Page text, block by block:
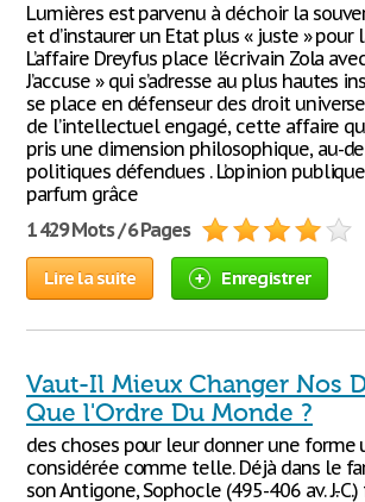
Lumières est parvenu à déchoir la
et d’instaurer un Etat plus « juste » pour
L’affaire Dreyfus place l’écrivain Zola
J’accuse » qui s’adresse au plus hautes
se place en défenseur des droit
de l’intellectuel engagé, cette affaire
pris une dimension philosophique, au-
politiques défendues . L’opinion
parfum grâce
1 429 Mots / 6 Pages
Lire la suite Enregistrer
Vaut-Il Mieux Changer Nos
Que l'Ordre Du Monde ?
des choses pour leur donner une forme
considérée comme telle. Déjà dans le
son Antigone, Sophocle (495-406 av. J.-